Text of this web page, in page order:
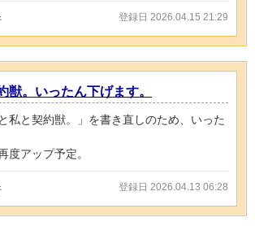
登録日 2026.04.15 21:29
獣。いったん下げます。
私と契約獣。」を書き直しのため、いった
度アップ予定。
登録日 2026.04.13 06:28